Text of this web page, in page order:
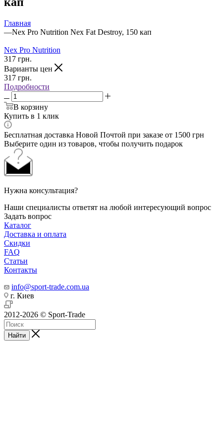
Главная
—Nex Pro Nutrition Nex Fat Destroy, 150 кап
Nex Pro Nutrition
317 грн.
Варианты цен
317 грн.
Подробности
В корзину
Купить в 1 клик
Бесплатная доставка Новой Почтой при заказе от 1500 грн
Выберите один из товаров, чтобы получить подарок
Нужна консультация?
Наши специалисты ответят на любой интересующий вопрос
Задать вопрос
Каталог
Доставка и оплата
Скидки
FAQ
Статьи
Контакты
info@sport-trade.com.ua
г. Киев
2012-2026 © Sport-Trade
Найти